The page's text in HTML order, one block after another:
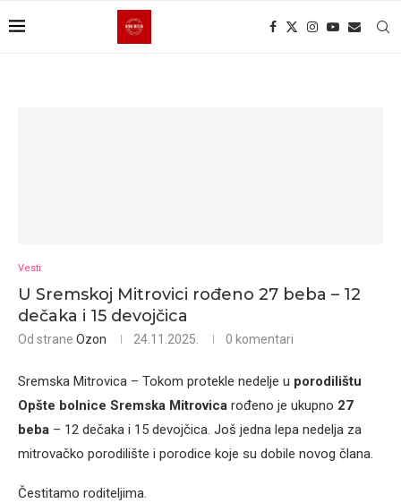
Vesti
U Sremskoj Mitrovici rođeno 27 beba – 12
dečaka i 15 devojčica
Od strane Ozon 24.11.2025. 0 komentari
Sremska Mitrovica – Tokom protekle nedelje u porodilištu
Opšte bolnice Sremska Mitrovica rođeno je ukupno 27
beba – 12 dečaka i 15 devojčica. Još jedna lepa nedelja za
mitrovačko porodilište i porodice koje su dobile novog člana.
Čestitamo roditeljima.